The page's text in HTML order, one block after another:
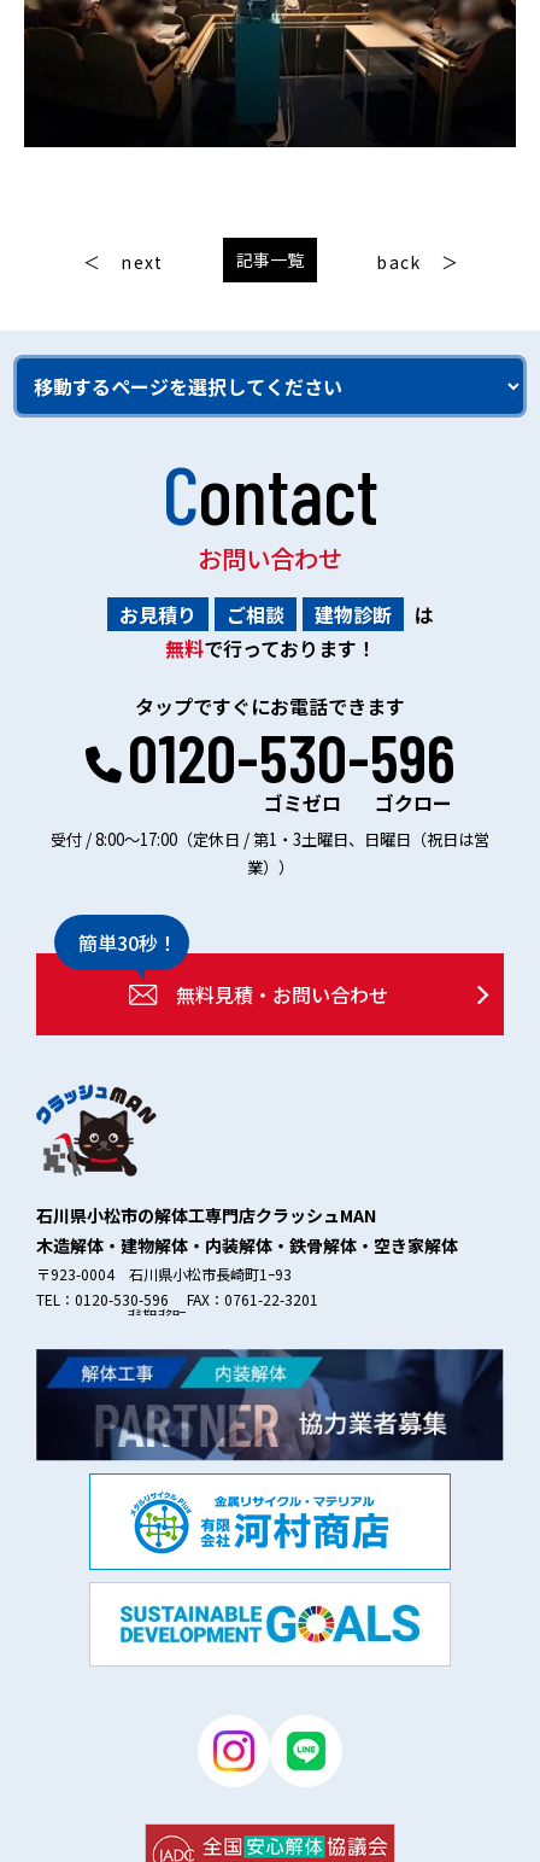
next 記事一覧 back
Contact
お問い合わせ
お見積り ご相談 建物診断
は
無料で行っております！
タップですぐにお電話できます
0120-530-596
ゴミゼロ ゴクロー
受付 / 8:00～17:00（定休日 / 第1・3土曜日、日曜日（祝日は営
業））
簡単30秒！
無料見積・お問い合わせ
石川県小松市の解体工専門店クラッシュMAN
木造解体・建物解体・内装解体・鉄骨解体・空き家解体
〒923-0004 石川県小松市長崎町1ｰ93
TEL：0120-530-596 FAX：0761-22-3201
ゴミゼロゴクロー